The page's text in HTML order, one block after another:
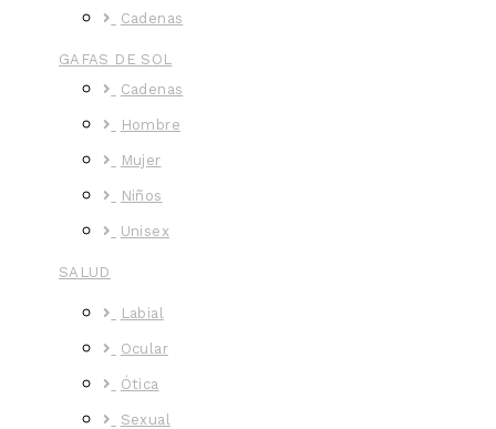
Cadenas
GAFAS DE SOL
Cadenas
Hombre
Mujer
Niños
Unisex
SALUD
Labial
Ocular
Ótica
Sexual